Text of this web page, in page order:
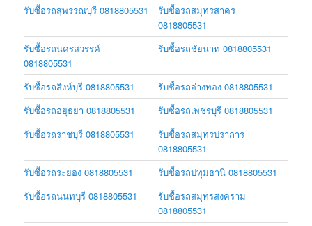
รับซื้อรถสุพรรณบุรี 0818805531
รับซื้อรถสมุทรสาคร
0818805531
รับซื้อรถนครสวรรค์
0818805531
รับซื้อรถชัยนาท 0818805531
รับซื้อรถสิงห์บุรี 0818805531
รับซื้อรถอ่างทอง 0818805531
รับซื้อรถอยุธยา 0818805531
รับซื้อรถเพชรบุรี 0818805531
รับซื้อรถราชบุรี 0818805531
รับซื้อรถสมุทรปราการ
0818805531
รับซื้อรถระยอง 0818805531
รับซื้อรถปทุมธานี 0818805531
รับซื้อรถนนทบุรี 0818805531
รับซื้อรถสมุทรสงคราม
0818805531